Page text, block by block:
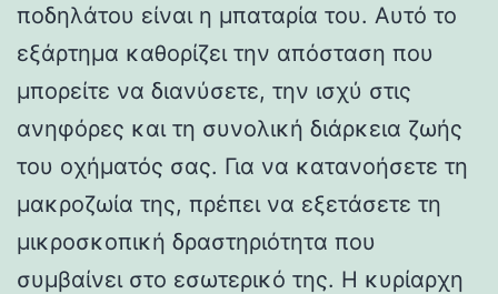
ποδηλάτου είναι η μπαταρία του. Αυτό το
εξάρτημα καθορίζει την απόσταση που
μπορείτε να διανύσετε, την ισχύ στις
ανηφόρες και τη συνολική διάρκεια ζωής
του οχήματός σας. Για να κατανοήσετε τη
μακροζωία της, πρέπει να εξετάσετε τη
μικροσκοπική δραστηριότητα που
συμβαίνει στο εσωτερικό της. Η κυρίαρχη